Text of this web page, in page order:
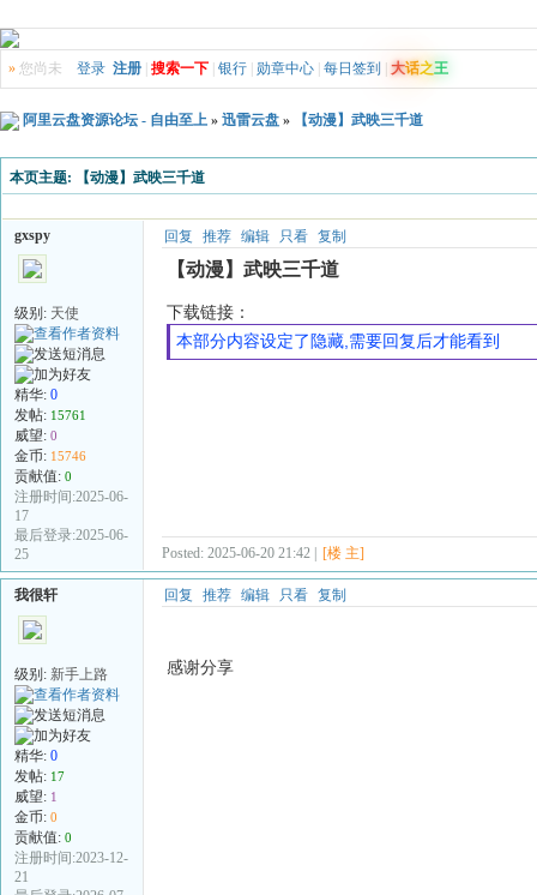
» 您尚未 登录 注册 搜索一下 银行 勋章中心 每日签到 大话之王
阿里云盘资源论坛 - 自由至上 » 迅雷云盘 » 【动漫】武映三千道
本页主题: 【动漫】武映三千道
gxspy
级别: 天使
精华: 0
发帖: 15761
威望: 0
金币: 15746
贡献值: 0
注册时间:2025-06-
17
最后登录:2025-06-
25
回复 推荐 编辑 只看 复制
【动漫】武映三千道
下载链接：
本部分内容设定了隐藏,需要回复后才能看到
Posted: 2025-06-20 21:42 | [楼 主]
我很轩
级别: 新手上路
精华: 0
发帖: 17
威望: 1
金币: 0
贡献值: 0
注册时间:2023-12-
21
回复 推荐 编辑 只看 复制
感谢分享